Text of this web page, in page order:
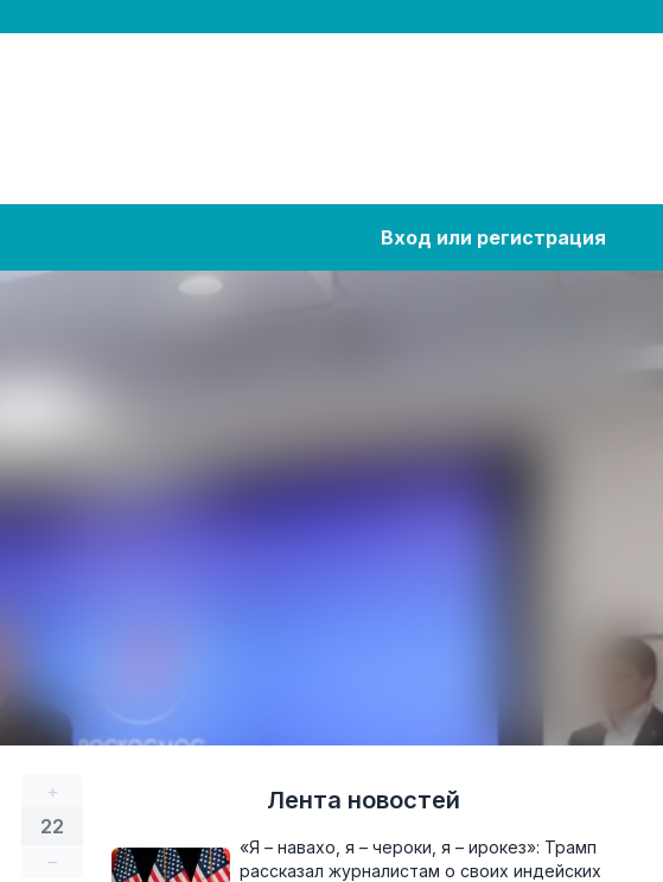
Вход или регистрация
+
22
–
Лента новостей
«Я – навахо, я – чероки, я – ирокез»: Трамп
рассказал журналистам о своих индейских